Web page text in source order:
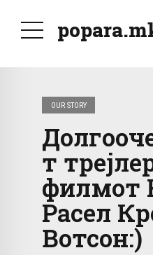
OUR STORY
т
филмот
Расел
Вотсон:)